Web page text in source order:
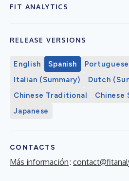
FIT ANALYTICS
RELEASE VERSIONS
English Spanish Portuguese
Italian (Summary)
Dutch
Chinese Traditional
Chinese
Japanese
CONTACTS
Más información: